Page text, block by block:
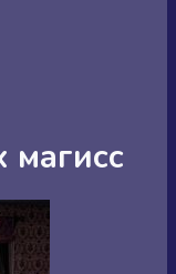
магисс